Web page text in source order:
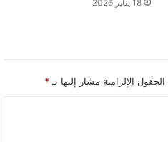
18 يناير 2026
الحقول الإلزامية مشار إليها بـ *